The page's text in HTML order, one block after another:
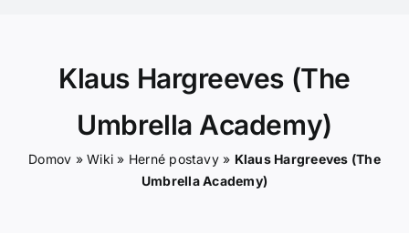
Klaus Hargreeves (The
Umbrella Academy)
Domov »Wiki » Herné postavy» Klaus Hargreeves (The
Umbrella Academy)